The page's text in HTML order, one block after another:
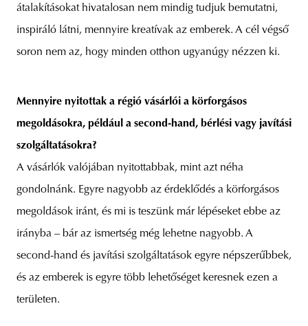
átalakításokat hivatalosan nem mindig tudjuk bemutatni,
inspiráló látni, mennyire kreatívak az emberek. A cél végső
soron nem az, hogy minden otthon ugyanúgy nézzen ki.
Mennyire nyitottak a régió vásárlói a körforgásos
megoldásokra, például a second-hand, bérlési vagy javítási
szolgáltatásokra?
A vásárlók valójában nyitottabbak, mint azt néha
gondolnánk. Egyre nagyobb az érdeklődés a körforgásos
megoldások iránt, és mi is teszünk már lépéseket ebbe az
irányba – bár az ismertség még lehetne nagyobb. A
second-hand és javítási szolgáltatások egyre népszerűbbek,
és az emberek is egyre több lehetőséget keresnek ezen a
területen.